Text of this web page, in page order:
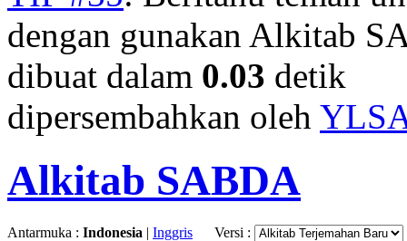
dengan gunakan Alkitab
dibuat dalam 0.03 detik
dipersembahkan oleh
Alkitab SABDA
Antarmuka : Indonesia | Inggris Versi :